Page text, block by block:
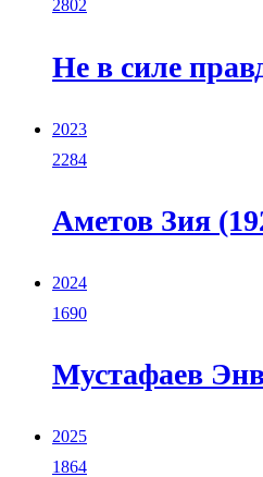
2802
Не в силе
2023
2284
Аметов Зия
2024
1690
Мустафаев
2025
1864